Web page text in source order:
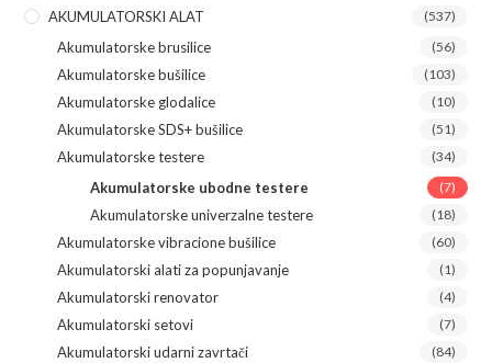
AKUMULATORSKI ALAT (537)
Akumulatorske brusilice (56)
Akumulatorske bušilice (103)
Akumulatorske glodalice (10)
Akumulatorske SDS+ bušilice (51)
Akumulatorske testere (34)
Akumulatorske ubodne testere (7)
Akumulatorske univerzalne testere (18)
Akumulatorske vibracione bušilice (60)
Akumulatorski alati za popunjavanje (1)
Akumulatorski renovator (4)
Akumulatorski setovi (7)
Akumulatorski udarni zavrtači (84)